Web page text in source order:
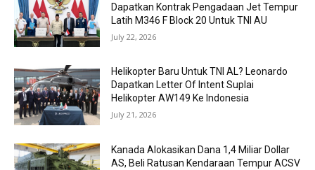
Dapatkan Kontrak Pengadaan Jet Tempur
Latih M346 F Block 20 Untuk TNI AU
July 22, 2026
Helikopter Baru Untuk TNI AL? Leonardo
Dapatkan Letter Of Intent Suplai
Helikopter AW149 Ke Indonesia
July 21, 2026
Kanada Alokasikan Dana 1,4 Miliar Dollar
AS, Beli Ratusan Kendaraan Tempur ACSV